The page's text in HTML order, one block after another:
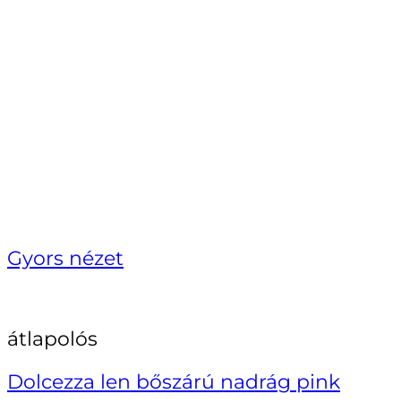
Gyors nézet
átlapolós
Dolcezza len bőszárú nadrág pink